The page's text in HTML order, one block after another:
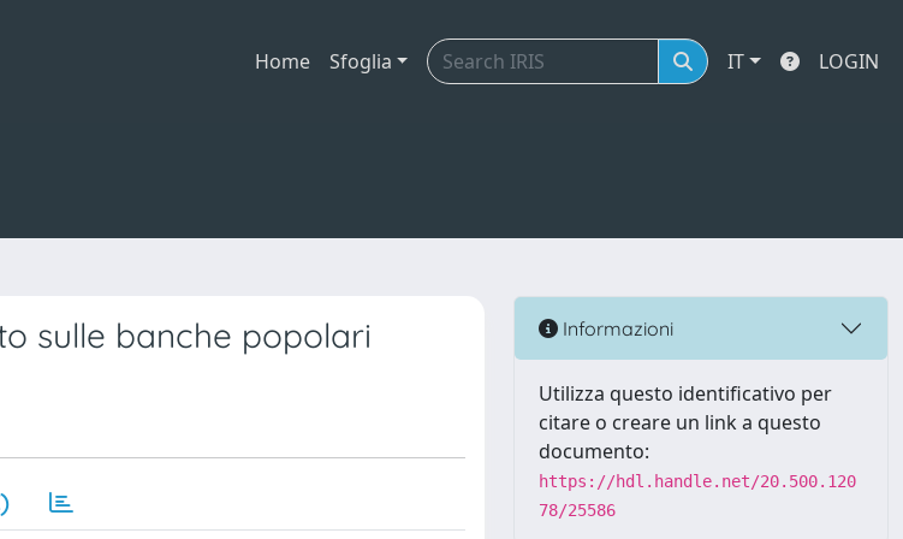
Home Sfoglia IT LOGIN
sulle banche popolari Informazioni
Utilizza questo identificativo per
citare o creare un link a questo
documento:
https://hdl.handle.net/20.500.120
78/25586